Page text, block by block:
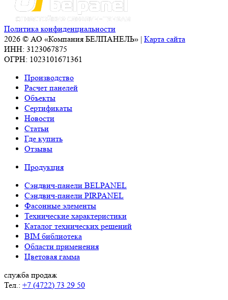
Политика конфиденциальности
2026 © АО «Компания БЕЛПАНЕЛЬ» | Карта сайта
ИНН: 3123067875
ОГРН: 1023101671361
Производство
Расчет панелей
Объекты
Сертификаты
Новости
Статьи
Где купить
Отзывы
Продукция
Сэндвич-панели BELPANEL
Сэндвич-панели PIRPANEL
Фасонные элементы
Технические характеристики
Каталог технических решений
BIM библиотека
Области применения
Цветовая гамма
служба продаж
Тел.: +7 (4722) 73 29 50